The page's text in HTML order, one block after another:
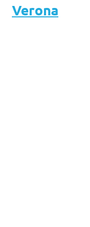
Verona